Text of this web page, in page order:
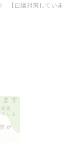
【白蟻対策していますか？】